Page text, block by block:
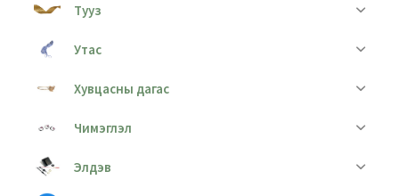
Тууз
Утас
Хувцасны дагас
Чимэглэл
Элдэв